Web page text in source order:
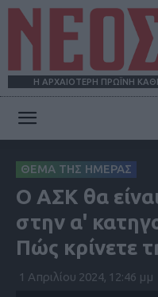
Η ΑΡΧΑΙΟΤΕΡΗ ΠΡΩΪΝΗ
ΘΕΜΑ ΤΗΣ ΗΜΕΡΑΣ
Ο ΑΣΚ θα
στην α'
Πώς κρίνετε
1 Απριλίου 2024, 12:46 μμ